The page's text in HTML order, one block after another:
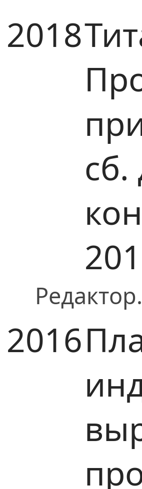
2018
Редактор.
2016